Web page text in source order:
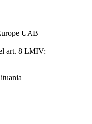
UAB
art. 8 LMIV: